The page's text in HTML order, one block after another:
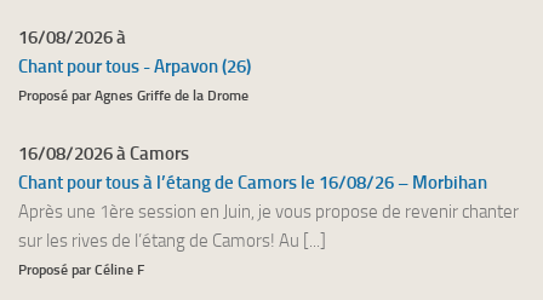
16/08/2026 à
Chant pour tous - Arpavon (26)
Proposé par Agnes Griffe de la Drome
16/08/2026 à Camors
Chant pour tous à l’étang de Camors le 16/08/26 – Morbihan
Après une 1ère session en Juin, je vous propose de revenir chanter
sur les rives de l’étang de Camors! Au [...]
Proposé par Céline F